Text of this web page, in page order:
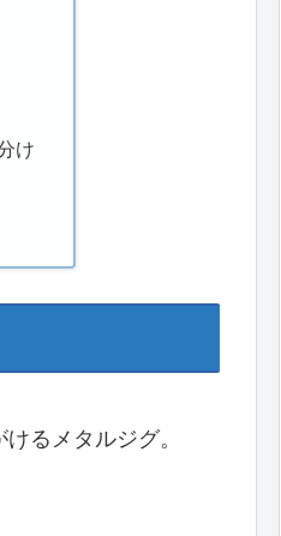
け
るメタルジグ。